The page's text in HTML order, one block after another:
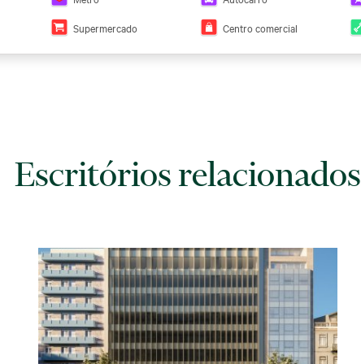
Supermercado Centro comercial
Escritórios relacionados